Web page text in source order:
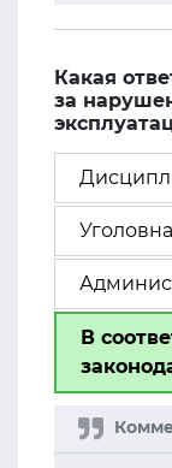
Какая
за
В